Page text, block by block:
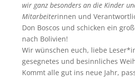
wir ganz besonders an die Kinder
Mitarbeiterinnen und
Don Boscos und schicken ein
nach Bolivien!
Wir wünschen euch, liebe
gesegnetes und besinnliches
Kommt alle gut ins neue Jahr,